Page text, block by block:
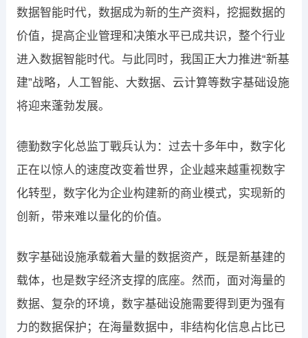
数据智能时代，数据成为新的生产资料，挖掘数据的
价值，提高企业管理和决策水平已成共识，整个行业
进入数据智能时代。与此同时，我国正大力推进“新基
建”战略，人工智能、大数据、云计算等数字基础设施
将迎来蓬勃发展。
德勤数字化总监丁戰兵认为：过去十多年中，数字化
正在以惊人的速度改变着世界，企业越来越重视数字
化转型，数字化为企业构建新的商业模式，实现新的
创新，带来难以量化的价值。
数字基础设施承载着大量的数据资产，既是新基建的
载体，也是数字经济支撑的底座。然而，面对海量的
数据、复杂的环境，数字基础设施需要得到更为强有
力的数据保护；在海量数据中，非结构化信息占比已